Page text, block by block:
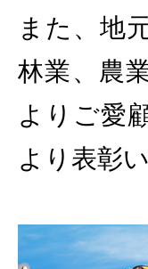
また、地
林業、農
よりご愛
より表彰